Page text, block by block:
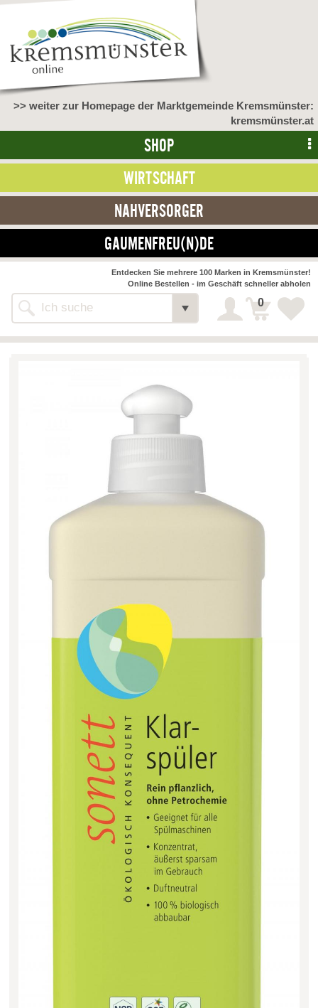
>> weiter zur Homepage der Marktgemeinde Kremsmünster:
kremsmünster.at
SHOP
WIRTSCHAFT
NAHVERSORGER
GAUMENFREU(N)DE
Alle Webseiten
Entdecken Sie mehrere 100 Marken in Kremsmünster!
Online Bestellen - im Geschäft schneller abholen
0
NAHVERSORGER
>> Bauernmarkt << Detail
Bäckerei-Konditorei-Café
Fleischerei Hüthmayr Detail
Detail
La Toscana Anita Wolf e.U. Detail
Söllradls Naturkostladen
Stiftsgärtnerei
KATEGORIE
Filter zurücksetzen